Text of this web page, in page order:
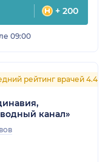
+ 200
09:00
рейтинг врачей 4.4
канал»